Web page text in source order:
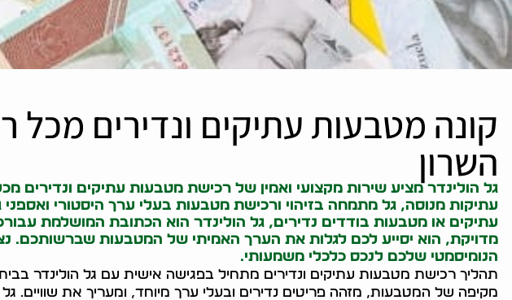
קונה מטבעות עתיקים ונדירים מכל
השרון
גל הולינדר מציע שירות מקצועי ואמין של רכישת מטבעות עתיקים ונדירים
עתיקות מנוסה, גל מתמחה בזיהוי ורכישת מטבעות בעלי ערך היסטורי
עתיקים או מטבעות בודדים נדירים, גל הולינדר הוא הכתובת המושלמת
מדויקת, הוא יסייע לכם לגלות את הערך האמיתי של המטבעות שברשותכם.
הנומיסמטי שלכם לנכס כלכלי משמעותי.
תהליך רכישת מטבעות עתיקים ונדירים מתחיל בפגישה אישית עם גל הולינדר
מקיפה של המטבעות, מזהה פריטים נדירים ובעלי ערך מיוחד, ומעריך את